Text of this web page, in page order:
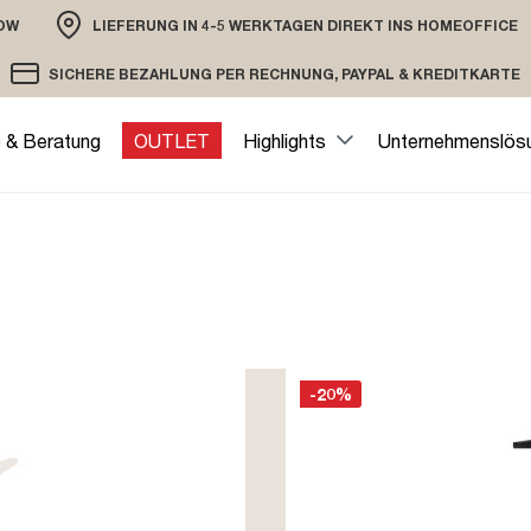
LIEFERUNG IN 4-5 WERKTAGEN DIREKT INS HOMEOFFICE
VERSAND PER DHL ODER SPEDITION
SICHERE BEZAHLUNG PER RECHNUNG, PAYPAL & KREDITKARTE
VERSCHLÜSSELTE ÜBERTRAGUNG
& Beratung OUTLET Highlights
-20%